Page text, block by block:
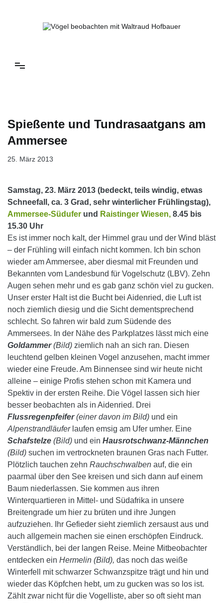
Spießente und Tundrasaatgans am
Ammersee
25. März 2013
Samstag, 23. März 2013 (bedeckt, teils windig, etwas
Schneefall, ca. 3 Grad, sehr winterlicher Frühlingstag),
Ammersee-Südufer und Raistinger Wiesen, 8.45 bis
15.30 Uhr
Es ist immer noch kalt, der Himmel grau und der Wind bläst
– der Frühling will einfach nicht kommen. Ich bin schon
wieder am Ammersee, aber diesmal mit Freunden und
Bekannten vom Landesbund für Vogelschutz (LBV). Zehn
Augen sehen mehr und es gab ganz schön viel zu gucken.
Unser erster Halt ist die Bucht bei Aidenried, die Luft ist
noch ziemlich diesig und die Sicht dementsprechend
schlecht. So fahren wir bald zum Südende des
Ammersees. In der Nähe des Parkplatzes lässt mich eine
Goldammer(Bild) ziemlich nah an sich ran. Diesen
leuchtend gelben kleinen Vogel anzusehen, macht immer
wieder eine Freude. Am Binnensee sind wir heute nicht
alleine – einige Profis stehen schon mit Kamera und
Spektiv in der ersten Reihe. Die Vögel lassen sich hier
besser beobachten als in Aidenried. Drei
Flussregenpfeifer(einer davon im Bild) und ein
Alpenstrandläuferlaufen emsig am Ufer umher. Eine
Schafstelze (Bild) und ein Hausrotschwanz-Männchen
(Bild) suchen im vertrockneten braunen Gras nach Futter.
Plötzlich tauchen zehn Rauchschwalben auf, die ein
paarmal über den See kreisen und sich dann auf einem
Baum niederlassen. Sie kommen aus ihren
Winterquartieren in Mittel- und Südafrika in unsere
Breitengrade um hier zu brüten und ihre Jungen
aufzuziehen. Ihr Gefieder sieht ziemlich zersaust aus und
auch allgemein machen sie einen erschöpfen Eindruck.
Verständlich, bei der langen Reise. Meine Mitbeobachter
entdecken ein Hermelin (Bild), das noch das weiße
Winterfell mit schwarzer Schwanzspitze trägt und hin und
wieder das Köpfchen hebt, um zu gucken was so los ist.
Zählt zwar nicht für die Vogelliste, aber so oft sieht man